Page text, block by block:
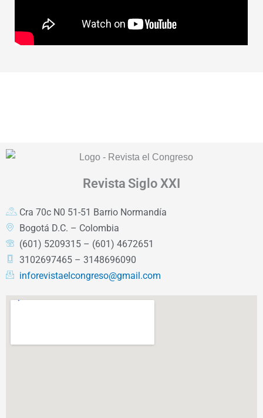
Revista Siglo XXI
Cra 70c N0 51-51 Barrio Normandía
Bogotá D.C. – Colombia
(601) 5209315 – (601) 4672651
3102697465 – 3148696090
inforevistaelcongreso@gmail.com